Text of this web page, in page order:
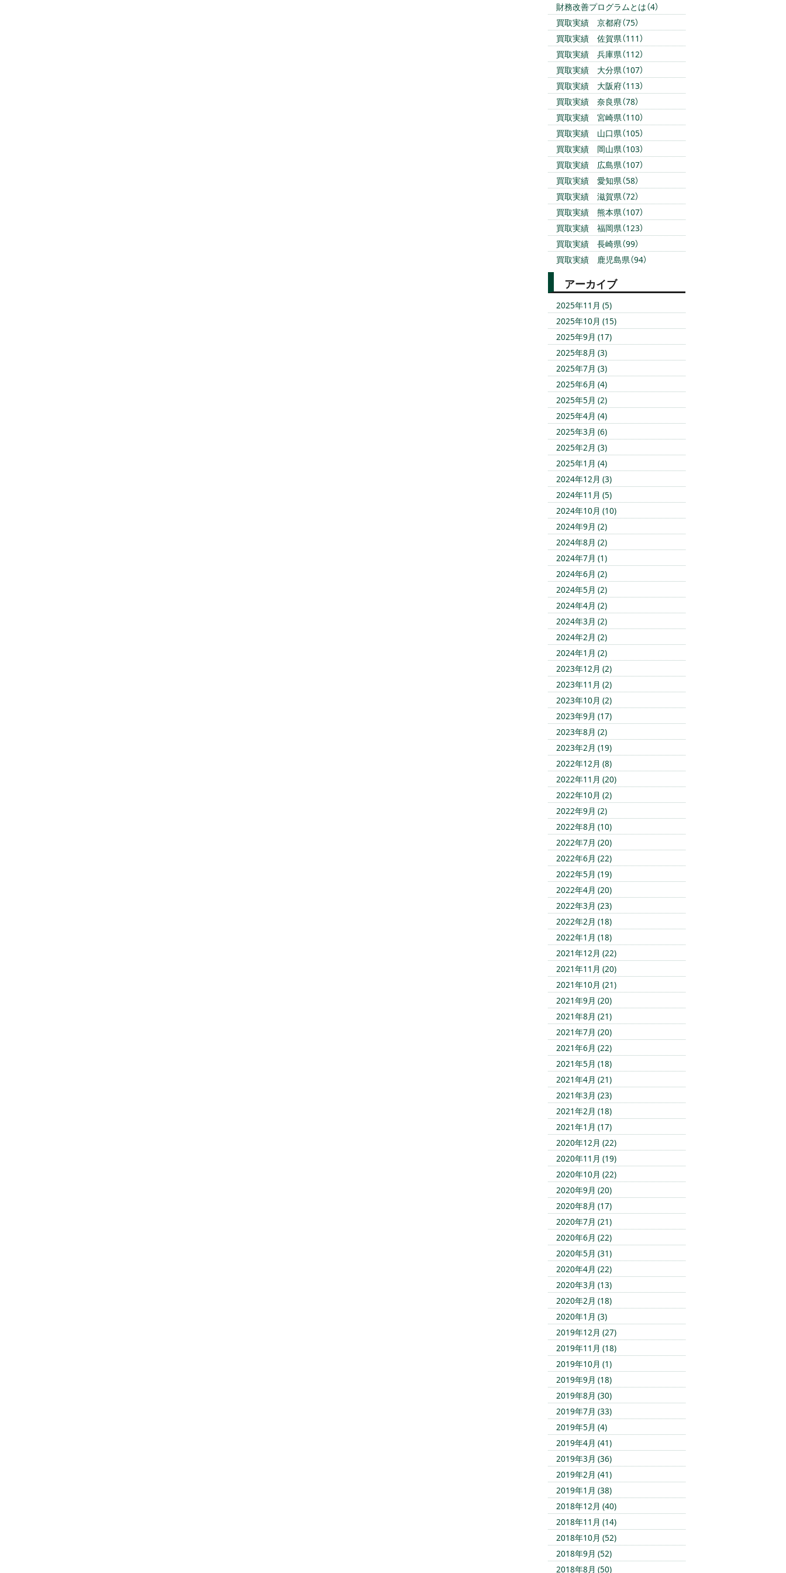
財務改善プログラムとは（4）
買取実績 京都府（75）
買取実績 佐賀県（111）
買取実績 兵庫県（112）
買取実績 大分県（107）
買取実績 大阪府（113）
買取実績 奈良県（78）
買取実績 宮崎県（110）
買取実績 山口県（105）
買取実績 岡山県（103）
買取実績 広島県（107）
買取実績 愛知県（58）
買取実績 滋賀県（72）
買取実績 熊本県（107）
買取実績 福岡県（123）
買取実績 長崎県（99）
買取実績 鹿児島県（94）
アーカイブ
2025年11月 (5)
2025年10月 (15)
2025年9月 (17)
2025年8月 (3)
2025年7月 (3)
2025年6月 (4)
2025年5月 (2)
2025年4月 (4)
2025年3月 (6)
2025年2月 (3)
2025年1月 (4)
2024年12月 (3)
2024年11月 (5)
2024年10月 (10)
2024年9月 (2)
2024年8月 (2)
2024年7月 (1)
2024年6月 (2)
2024年5月 (2)
2024年4月 (2)
2024年3月 (2)
2024年2月 (2)
2024年1月 (2)
2023年12月 (2)
2023年11月 (2)
2023年10月 (2)
2023年9月 (17)
2023年8月 (2)
2023年2月 (19)
2022年12月 (8)
2022年11月 (20)
2022年10月 (2)
2022年9月 (2)
2022年8月 (10)
2022年7月 (20)
2022年6月 (22)
2022年5月 (19)
2022年4月 (20)
2022年3月 (23)
2022年2月 (18)
2022年1月 (18)
2021年12月 (22)
2021年11月 (20)
2021年10月 (21)
2021年9月 (20)
2021年8月 (21)
2021年7月 (20)
2021年6月 (22)
2021年5月 (18)
2021年4月 (21)
2021年3月 (23)
2021年2月 (18)
2021年1月 (17)
2020年12月 (22)
2020年11月 (19)
2020年10月 (22)
2020年9月 (20)
2020年8月 (17)
2020年7月 (21)
2020年6月 (22)
2020年5月 (31)
2020年4月 (22)
2020年3月 (13)
2020年2月 (18)
2020年1月 (3)
2019年12月 (27)
2019年11月 (18)
2019年10月 (1)
2019年9月 (18)
2019年8月 (30)
2019年7月 (33)
2019年5月 (4)
2019年4月 (41)
2019年3月 (36)
2019年2月 (41)
2019年1月 (38)
2018年12月 (40)
2018年11月 (14)
2018年10月 (52)
2018年9月 (52)
2018年8月 (50)